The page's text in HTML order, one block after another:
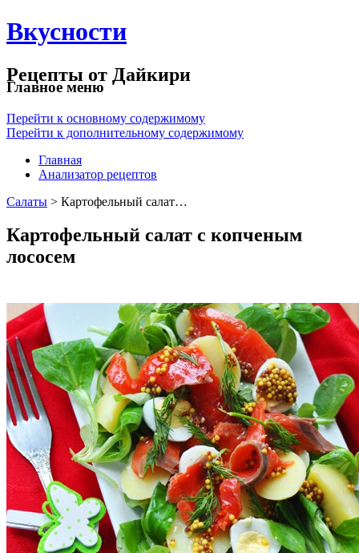
Вкусности
Рецепты от Дайкири
Главное меню
Перейти к основному содержимому
Перейти к дополнительному содержимому
Главная
Анализатор рецептов
Салаты > Картофельный салат…
Картофельный салат с копченым
лососем